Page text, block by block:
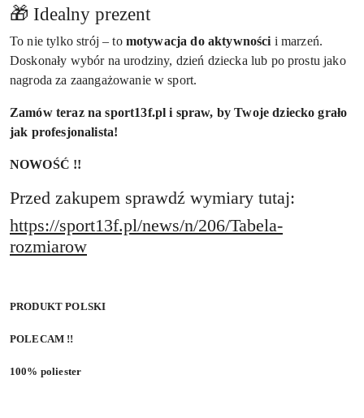
🎁 Idealny prezent
To nie tylko strój – to motywacja do aktywności i marzeń.
Doskonały wybór na urodziny, dzień dziecka lub po prostu jako
nagroda za zaangażowanie w sport.
Zamów teraz na sport13f.pl i spraw, by Twoje dziecko grało
jak profesjonalista!
NOWOŚĆ !!
Przed zakupem sprawdź wymiary tutaj:
https://sport13f.pl/news/n/206/Tabela-
rozmiarow
PRODUKT POLSKI
POLECAM !!
100% poliester